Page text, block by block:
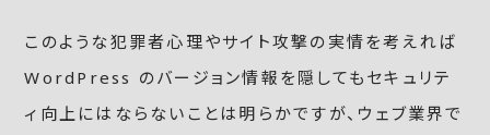
このような犯罪者心理やサイト攻撃の実情を考えれば
WordPress のバージョン情報を隠してもセキュリテ
ィ向上にはならないことは明らかですが、ウェブ業界で